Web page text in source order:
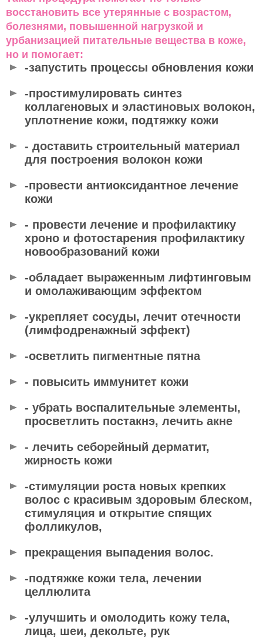
восстановить все утерянные с возрастом,
болезнями, повышенной нагрузкой и
урбанизацией питательные вещества в коже,
но и помогает:
-запустить процессы обновления кожи
-простимулировать синтез
коллагеновых и эластиновых волокон,
уплотнение кожи, подтяжку кожи
- доставить строительный материал
для построения волокон кожи
-провести антиоксидантное лечение
кожи
- провести лечение и профилактику
хроно и фотостарения профилактику
новообразований кожи
-обладает выраженным лифтинговым
и омолаживающим эффектом
-укрепляет сосуды, лечит отечности
(лимфодренажный эффект)
-осветлить пигментные пятна
- повысить иммунитет кожи
- убрать воспалительные элементы,
просветлить постакнэ, лечить акне
- лечить себорейный дерматит,
жирность кожи
-стимуляции роста новых крепких
волос с красивым здоровым блеском,
стимуляция и открытие спящих
фолликулов,
прекращения выпадения волос.
-подтяжке кожи тела, лечении
целлюлита
-улучшить и омолодить кожу тела,
лица, шеи, декольте, рук